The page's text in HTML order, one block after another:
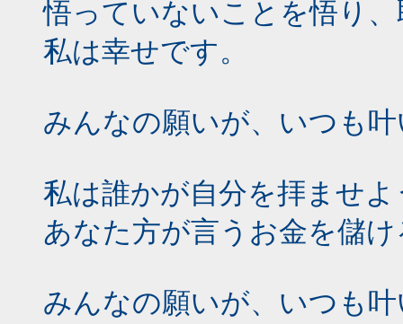
悟っていないことを悟り
私は幸せです。
みんなの願いが、いつも
私は誰かが自分を拝ませ
あなた方が言うお金を儲
みんなの願いが、いつも